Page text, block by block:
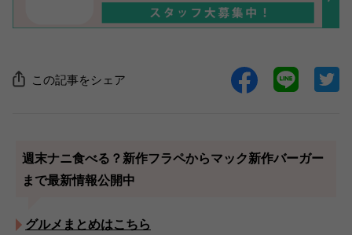
この記事をシェア
週末ナニ食べる？新作フラペからマック新作バーガー
まで最新情報公開中
グルメまとめはこちら